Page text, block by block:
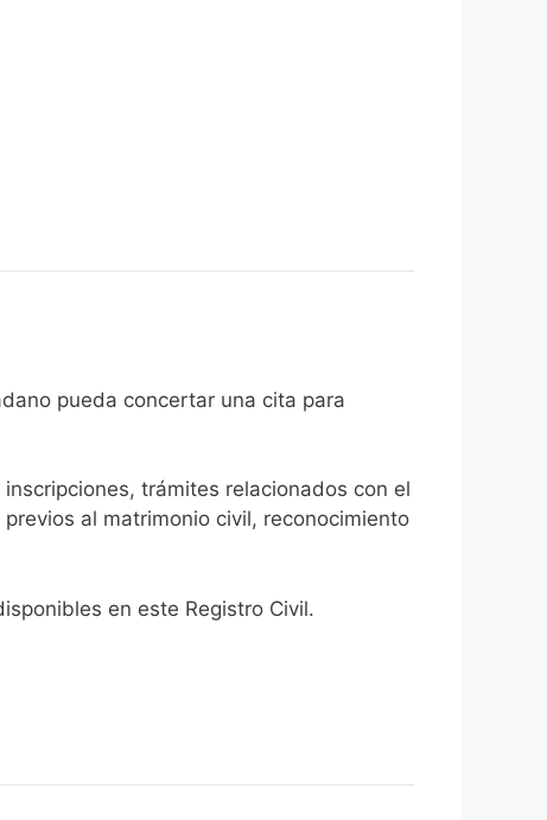
pueda concertar una cita para
trámites relacionados con el
al matrimonio civil, reconocimiento
en este Registro Civil.​